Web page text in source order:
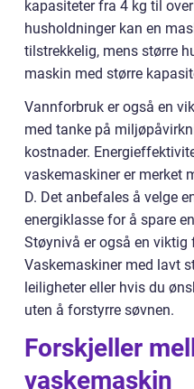
kapasiteter fra 4 kg til
husholdninger kan en
tilstrekkelig, mens større
maskin med større
Vannforbruk er også en
med tanke på
kostnader.
vaskemaskiner er merket
D. Det anbefales å velge
energiklasse for å spare
Støynivå er også en viktig
Vaskemaskiner med lavt
leiligheter eller hvis du
uten å forstyrre søvnen.
Forskjeller
vaskemaskin